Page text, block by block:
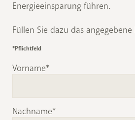
Energieeinsparung führen.
Füllen Sie dazu das
*Pflichtfeld
Vorname
Nachname